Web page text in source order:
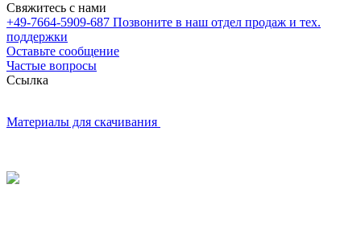
Свяжитесь с нами
+49-7664-5909-687 Позвоните в наш отдел продаж и тех.
поддержки
Оставьте сообщение
Частые вопросы
Cсылка
Материалы для скачивания